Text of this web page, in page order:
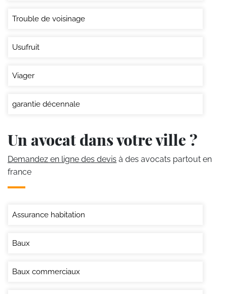
Trouble de voisinage
Usufruit
Viager
garantie décennale
Un avocat dans votre ville ?
Demandez en ligne des devis à des avocats partout en
france
Assurance habitation
Baux
Baux commerciaux